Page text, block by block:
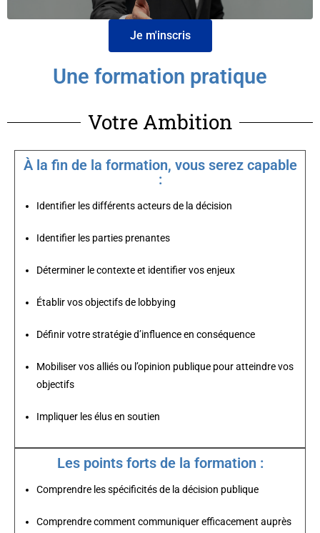
Je m'inscris
Une formation pratique
Votre Ambition
À la fin de la formation, vous serez capable
:
Identifier les différents acteurs de la décision
Identifier les parties prenantes
Déterminer le contexte et identifier vos enjeux
Établir vos objectifs de lobbying
Définir votre stratégie d’influence en conséquence
Mobiliser vos alliés ou l’opinion publique pour atteindre vos
objectifs
Impliquer les élus en soutien
Les points forts de la formation :
Comprendre les spécificités de la décision publique
Comprendre comment communiquer efficacement auprès